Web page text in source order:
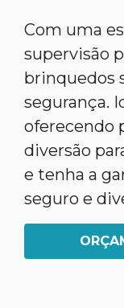
Com uma
supervisão
brinquedos
segurança.
oferecendo
diversão
e tenha a
seguro e